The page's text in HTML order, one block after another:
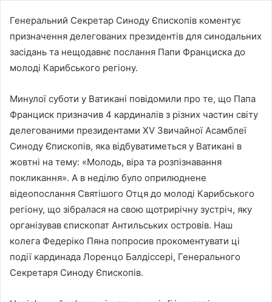
Генеральний Секретар Синоду Єпископів коментує
призначення делегованих президентів для синодальних
засідань та нещодавнє послання Папи Франциска до
молоді Карибського регіону.
Минулої суботи у Ватикані повідомили про те, що Папа
Франциск призначив 4 кардиналів з різних частин світу
делегованими президентами XV Звичайної Асамблеї
Синоду Єпископів, яка відбуватиметься у Ватикані в
жовтні на тему: «Молодь, віра та розпізнавання
покликання». А в неділю було оприлюднене
відеопослання Святішого Отця до молоді Карибського
регіону, що зібралася на свою щотрирічну зустріч, яку
організував єпископат Антильських островів. Наш
колега Федеріко Пяна попросив прокоментувати ці
події кардинада Лоренцо Балдіссері, Генерального
Секретаря Синоду Єпископів.